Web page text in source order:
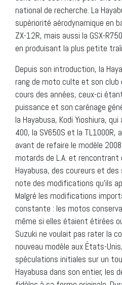
national de recherche. La
supériorité aérodynamique en
ZX-12R, mais aussi la GSX-
en produisant la plus petite
Depuis son introduction, la
rang de moto culte et son club
cours des années, ceux-ci
puissance et son carénage
la Hayabusa, Kodi Yioshiura,
400, la SV650S et la TL1000R,
avant de refaire le modèle
motards de L.A. et rencontrant
Hayabusa, des coureurs et
note des modifications qu’ils
Malgré les modifications
constante : les motos
même si elles étaient étirées
Suzuki ne voulait pas rater la
nouveau modèle aux États-
spéculations initiales sur un
Hayabusa dans son entier, les